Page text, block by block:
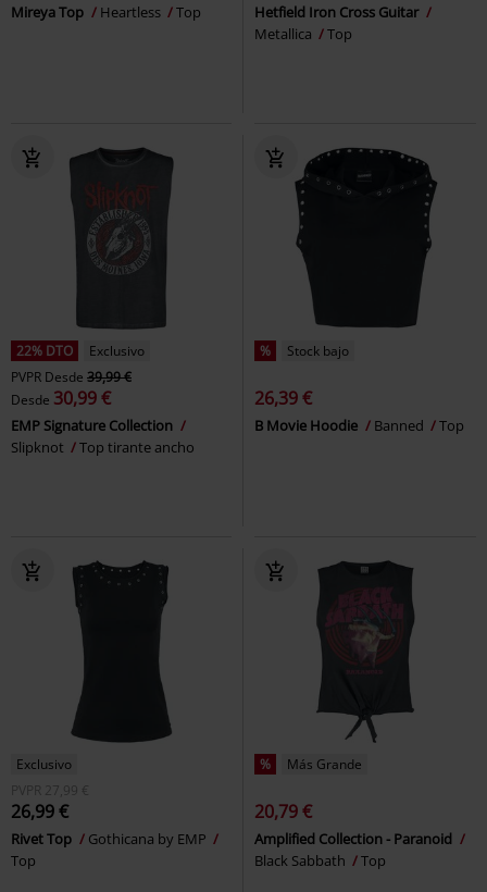
Mireya Top Heartless Top
Hetfield Iron Cross Guitar
Metallica
Top
22% DTO
Exclusivo
PVPR Desde 39,99 €
Desde 30,99 €
EMP Signature Collection
Slipknot
Top tirante ancho
% Stock bajo
26,39 €
B Movie Hoodie Banned Top
Exclusivo
PVPR 27,99 €
26,99 €
Rivet Top
Gothicana by EMP
Top
% Más Grande
20,79 €
Amplified Collection - Paranoid
Black Sabbath
Top